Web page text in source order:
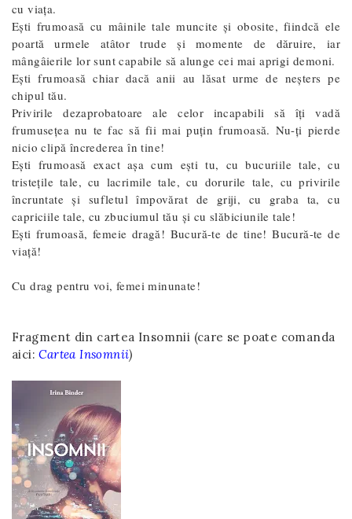
cu viaţa.
Eşti frumoasă cu mâinile tale muncite şi obosite, fiindcă ele
poartă urmele atâtor trude şi momente de dăruire, iar
mângâierile lor sunt capabile să alunge cei mai aprigi demoni.
Eşti frumoasă chiar dacă anii au lăsat urme de neşters pe
chipul tău.
Privirile dezaprobatoare ale celor incapabili să îţi vadă
frumuseţea nu te fac să fii mai puţin frumoasă. Nu-ți pierde
nicio clipă încrederea în tine!
Eşti frumoasă exact aşa cum eşti tu, cu bucuriile tale, cu
tristeţile tale, cu lacrimile tale, cu dorurile tale, cu privirile
încruntate şi sufletul împovărat de griji, cu graba ta, cu
capriciile tale, cu zbuciumul tău şi cu slăbiciunile tale!
Eşti frumoasă, femeie dragă! Bucură-te de tine! Bucură-te de
viaţă!
Cu drag pentru voi, femei minunate!
Fragment din cartea Insomnii (care se poate comanda
aici:Cartea Insomnii)